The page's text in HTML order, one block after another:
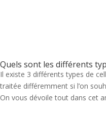
Quels sont les différents
Il existe 3 différents types de
traitée différemment si l’on
On vous dévoile tout dans cet